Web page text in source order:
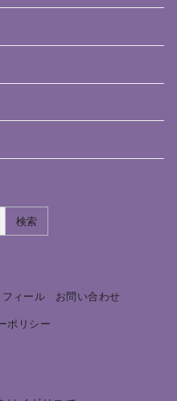
検索
ィール
お問い合わせ
ポリシー